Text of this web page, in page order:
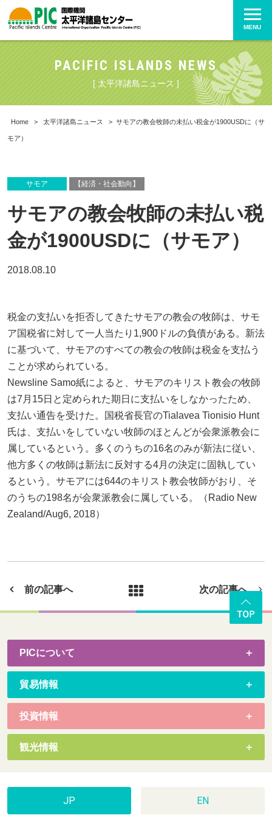
MENU
PACIFIC ISLANDS NEWS
[ 太平洋諸島ニュース ]
Home > 太平洋諸島ニュース > サモアの教会牧師の未払い税金が1900USDに（サ
モア）
サモア 【経済・社会動向】
サモアの教会牧師の未払い税
金が1900USDに（サモア）
2018.08.10
税金の支払いを拒否してきたサモアの教会の牧師は、サモ
ア国税省に対して一人当たり1,900ドルの負債がある。新法
に基づいて、サモアのすべての教会の牧師は税金を支払う
ことが求められている。
Newsline Samo紙によると、サモアのキリスト教会の牧師
は7月15日と定められた期日に支払いをしなかったため、
支払い通告を受けた。国税省長官のTialavea Tionisio Hunt
氏は、支払いをしていない牧師のほとんどが会衆派教会に
属しているという。多くのうちの16名のみが新法に従い、
他方多くの牧師は新法に反対する4月の決定に固執してい
るという。サモアには644のキリスト教会牧師がおり、そ
のうちの198名が会衆派教会に属している。（Radio New
Zealand/Aug6, 2018）
前の記事へ 次の記事へ
PICについて
貿易情報
投資情報
観光情報
JP EN